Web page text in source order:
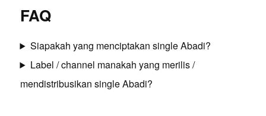
FAQ
Siapakah yang menciptakan single Abadi?
Label / channel manakah yang merilis /
mendistribusikan single Abadi?